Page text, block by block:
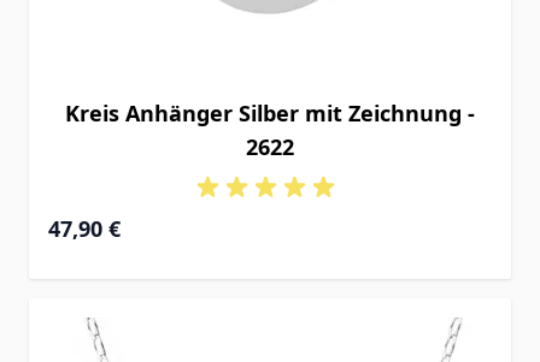
Kreis Anhänger Silber mit Zeichnung -
2622
47,90 €